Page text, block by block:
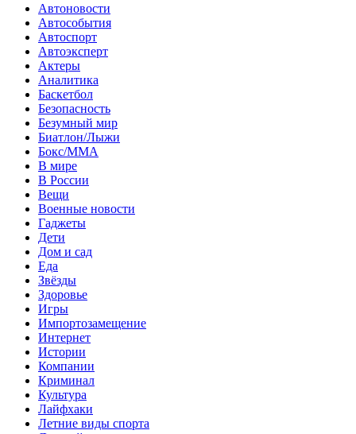
Автоновости
Автособытия
Автоспорт
Автоэксперт
Актеры
Аналитика
Баскетбол
Безопасность
Безумный мир
Биатлон/Лыжи
Бокс/MMA
В мире
В России
Вещи
Военные новости
Гаджеты
Дети
Дом и сад
Еда
Звёзды
Здоровье
Игры
Импортозамещение
Интернет
Истории
Компании
Криминал
Культура
Лайфхаки
Летние виды спорта